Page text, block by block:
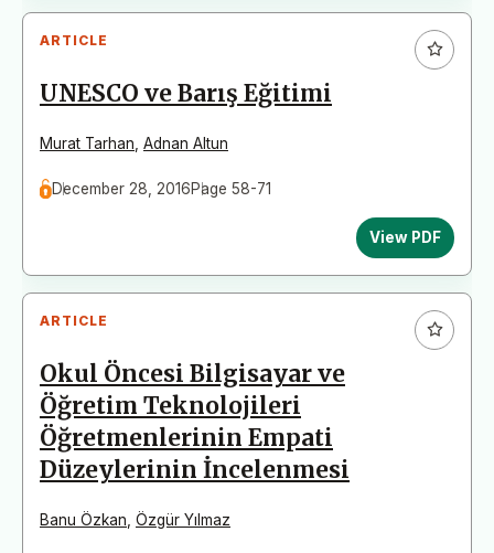
ARTICLE
UNESCO ve Barış Eğitimi
Murat Tarhan Adnan Altun
December 28, 2016Page 58-71
View PDF
ARTICLE
Okul Öncesi Bilgisayar ve
Öğretim Teknolojileri
Öğretmenlerinin Empati
Düzeylerinin İncelenmesi
Banu Özkan Özgür Yılmaz